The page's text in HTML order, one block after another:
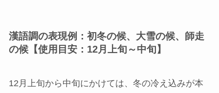
漢語調の表現例：初冬の候、大雪の候、師走
の候【使用目安：12月上旬～中旬】
12月上旬から中旬にかけては、冬の冷え込みが本